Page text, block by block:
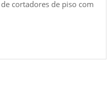
cortadores de piso com